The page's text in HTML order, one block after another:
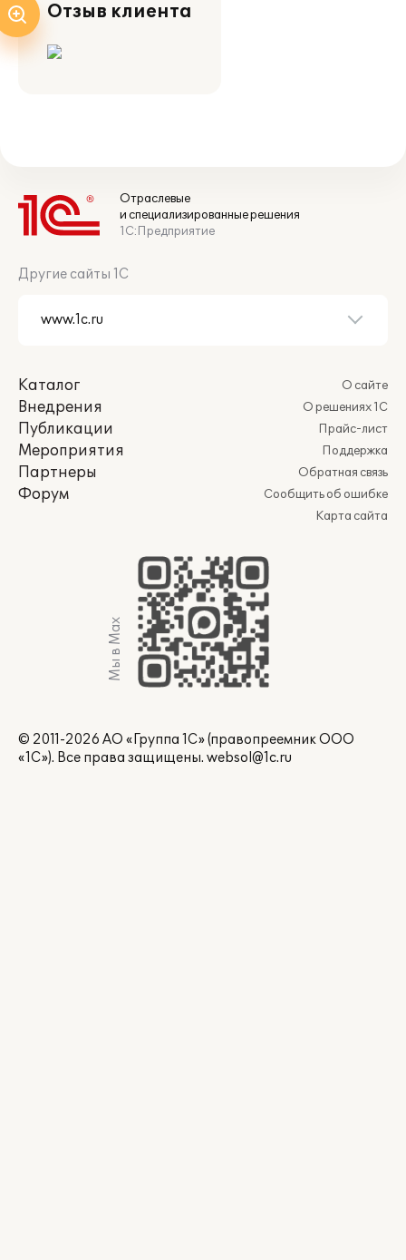
Отзыв клиента
Отраслевые
и специализированные решения
1С:Предприятие
Другие сайты 1С
Каталог
Внедрения
Публикации
Мероприятия
Партнеры
Форум
О сайте
О решениях 1С
Прайс-лист
Поддержка
Обратная связь
Сообщить об ошибке
Карта сайта
Мы в Max
© 2011-2026 АО «Группа 1С» (правопреемник ООО
«1С»). Все права защищены. websol@1c.ru